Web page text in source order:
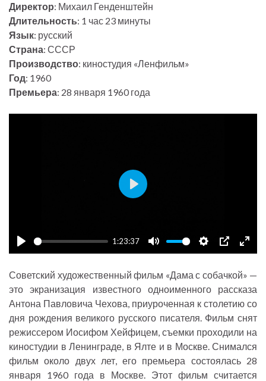
Директор: Михаил Генденштейн
Длительность: 1 час 23 минуты
Язык: русский
Страна: СССР
Производство: киностудия «Ленфильм»
Год: 1960
Премьера: 28 января 1960 года
P
l
a
y
1:23:37
M
u
t
e
S
e
t
t
i
n
g
s
P
I
P
E
t
e
r
f
u
l
P
y
Советский художественный фильм «Дама с собачкой» —
это экранизация известного одноименного рассказа
Антона Павловича Чехова, приуроченная к столетию со
дня рождения великого русского писателя. Фильм снят
режиссером Иосифом Хейфицем, съемки проходили на
киностудии в Ленинграде, в Ялте и в Москве. Снимался
фильм около двух лет, его премьера состоялась 28
января 1960 года в Москве. Этот фильм считается